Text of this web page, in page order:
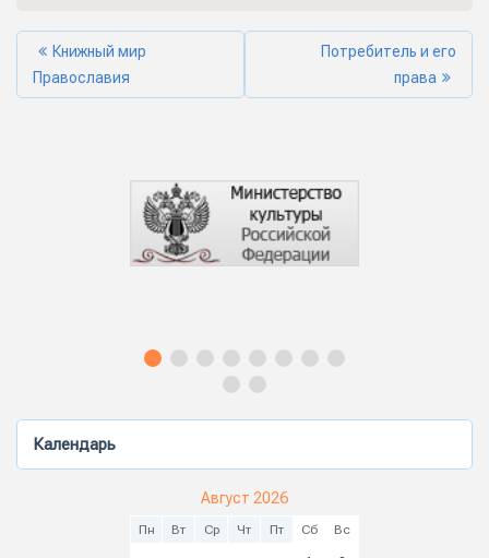
Календарь
Август 2026
Пн Вт Ср Чт Пт Сб Вс
Книжный мир
Православия
Потребитель и его
права